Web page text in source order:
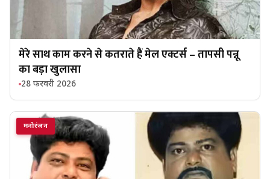
मेरे साथ काम करने से कतराते हैं मेल एक्टर्स – तापसी पन्नू
का बड़ा खुलासा
28 फरवरी 2026
मनोरंजन